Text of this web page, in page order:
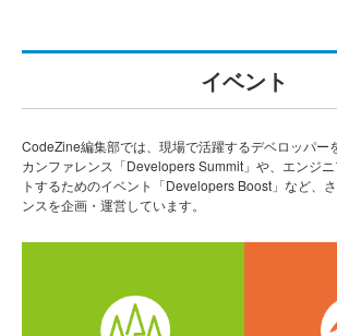
イベント
CodeZine編集部では、現場で活躍するデベロッパー
カンファレンス「Developers Summit」や、エンジ
トするためのイベント「Developers Boost」など、
ンスを企画・運営しています。